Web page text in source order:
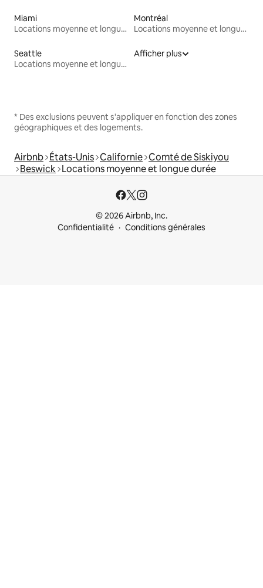
Miami
Locations moyenne et longue durée
Montréal
Locations moyenne et longue durée
Seattle
Locations moyenne et longue durée
Afficher plus
* Des exclusions peuvent s'appliquer en fonction des zones
géographiques et des logements.
Airbnb États-Unis Californie Comté de Siskiyou
Beswick Locations moyenne et longue durée
© 2026 Airbnb, Inc.
Confidentialité
Conditions générales